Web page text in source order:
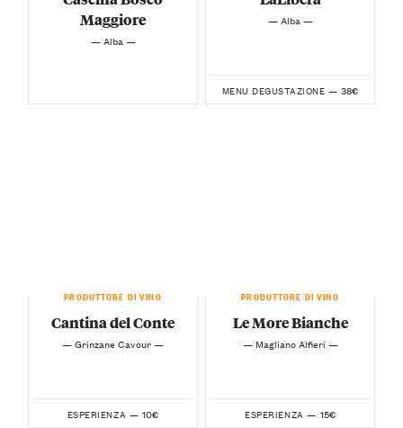
Maggiore
— Alba —
— Alba —
MENU DEGUSTAZIONE — 38€
PRODUTTORE DI VINO
Cantina del Conte
— Grinzane Cavour —
ESPERIENZA — 10€
PRODUTTORE DI VINO
Le More Bianche
— Magliano Alfieri —
ESPERIENZA — 15€